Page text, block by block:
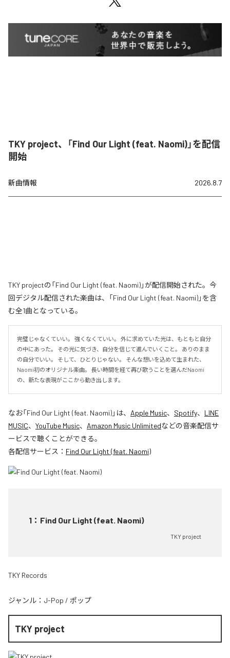
TKY project、「Find Our Light (feat. Naomi)」を配信
開始
新曲情報 2026.8.7
TKY projectの「Find Our Light (feat. Naomi)」が配信開始された。今
回デジタル配信された楽曲は、「Find Our Light (feat. Naomi)」を含
む全1曲となっている。
完璧じゃなくていい。 強くなくていい。 外に求めていた光は、もともと自分
の中にあった。 その光に気づき、自分を信じて進んでいくこと。 ありのまま
の自分でいい。 そして、ひとりじゃない。 そんな想いを込めて生まれた、
Naomi初のオリジナル楽曲。 長い時間を経て再び歌うことを選んだNaomi
の、新たな表現がここから動き出します。
なお「Find Our Light (feat. Naomi)」は、 Apple Music、 Spotify、 LINE
MUSIC、 YouTube Music、 Amazon Music Unlimitedなどの音楽配信サ
ービスで聴くことができる。
各配信サービス： Find Our Light (feat. Naomi)
1 ： Find Our Light (feat. Naomi)
TKY project
TKY Records
ジャンル： J-Pop / ポップ
TKY project